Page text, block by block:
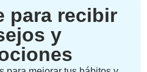
para recibir
y